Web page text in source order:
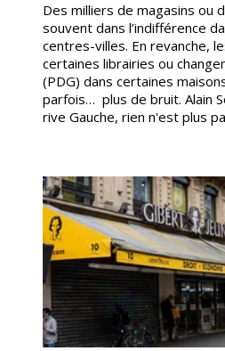
Des milliers de magasins ou
souvent dans l’indifférence
centres-villes. En revanche,
certaines librairies ou
(PDG) dans certaines
parfois… plus de bruit. Alain
rive Gauche, rien n'est plus